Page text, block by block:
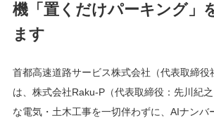
機「置くだけパーキング」
ます
首都高速道路サービス株式会社（代表取締役
は、株式会社Raku-P（代表取締役：先川紀
な電気・土木工事を一切伴わずに、AIナンバ